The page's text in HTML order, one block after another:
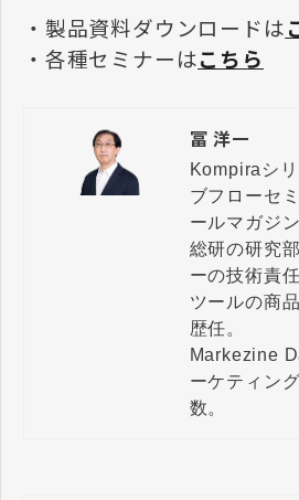
・製品資料ダウンロードは
・各種セミナーはこちら
冨 洋一
Kompiraシ
ブフローセ
ールマガジ
総研の研究
ーの技術責
ツールの商
歴任。
Markezine
ーケティン
数。